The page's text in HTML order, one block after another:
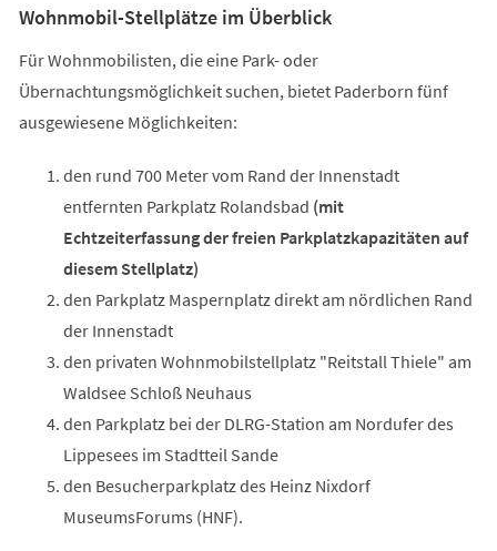
Wohnmobil-Stellplätze im Überblick
Für Wohnmobilisten, die eine Park- oder
Übernachtungsmöglichkeit suchen, bietet Paderborn fünf
ausgewiesene Möglichkeiten:
den rund 700 Meter vom Rand der Innenstadt
entfernten Parkplatz Rolandsbad (mit
Echtzeiterfassung der freien Parkplatzkapazitäten auf
diesem Stellplatz)
den Parkplatz Maspernplatz direkt am nördlichen Rand
der Innenstadt
den privaten Wohnmobilstellplatz "Reitstall Thiele" am
Waldsee Schloß Neuhaus
den Parkplatz bei der DLRG-Station am Nordufer des
Lippesees im Stadtteil Sande
den Besucherparkplatz des Heinz Nixdorf
MuseumsForums (HNF).